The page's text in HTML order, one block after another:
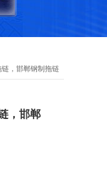
，邯郸钢制拖链
，邯郸